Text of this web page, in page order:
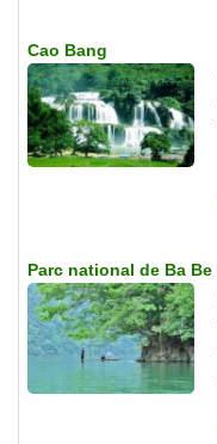
Cao Bang
Parc national de Ba Be